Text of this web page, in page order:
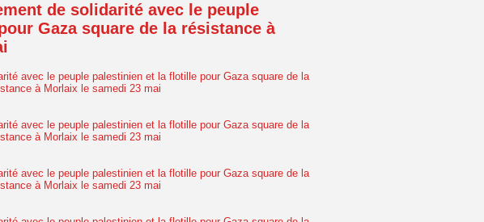
de solidarité avec le peuple
Gaza square de la résistance à